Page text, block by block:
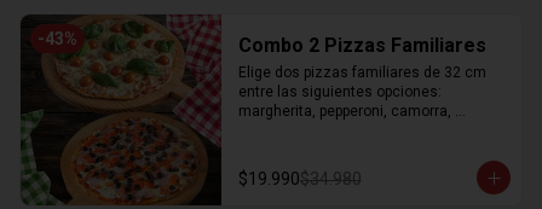
-43% Combo 2 Pizzas Familiares
Elige dos pizzas familiares de 32 cm
entre las siguientes opciones:
margherita, pepperoni, camorra,
$19.990$34.980